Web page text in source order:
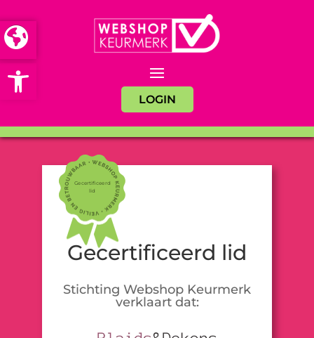
Open toolbar
LOGIN
Gecertificeerd
lid
Gecertificeerd lid
Stichting Webshop Keurmerk
verklaart dat: